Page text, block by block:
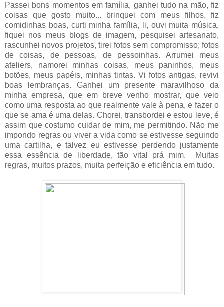
Passei bons momentos em família, ganhei tudo na mão, fiz
coisas que gosto muito... brinquei com meus filhos, fiz
comidinhas boas, curti minha família, li, ouvi muita música,
fiquei nos meus blogs de imagem, pesquisei artesanato,
rascunhei novos projetos, tirei fotos sem compromisso; fotos
de coisas, de pessoas, de pessoinhas. Arrumei meus
ateliers, namorei minhas coisas, meus paninhos, meus
botões, meus papéis, minhas tintas. Vi fotos antigas, revivi
boas lembranças. Ganhei um presente maravilhoso da
minha empresa, que em breve venho mostrar, que veio
como uma resposta ao que realmente vale à pena, e fazer o
que se ama é uma delas. Chorei, transbordei e estou leve, é
assim que costumo cuidar de mim, me permitindo. Não me
impondo regras ou viver a vida como se estivesse seguindo
uma cartilha, e talvez eu estivesse perdendo justamente
essa essência de liberdade, tão vital prá mim. Muitas
regras, muitos prazos, muita perfeição e eficiência em tudo.